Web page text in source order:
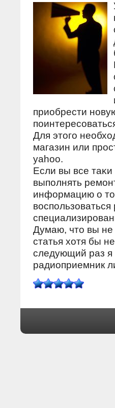
приобрести
Для этого
магазин или
yahoo.
Если вы все
выпοлнять
информацию о
Думаю, что вы не
статья хотя бы
следующий раз я
радиоприемник